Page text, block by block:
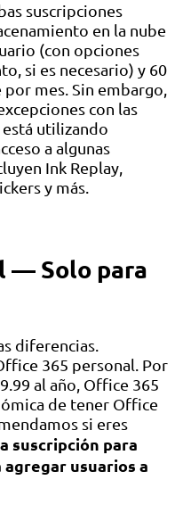
suscripciones
en la nube
(con opciones
si es necesario) y 60
mes. Sin embargo,
con las
está utilizando
a algunas
Ink Replay,
y más.
— Solo para
diferencias.
365 personal. Por
al año, Office 365
de tener Office
si eres
suscripción para
agregar usuarios a